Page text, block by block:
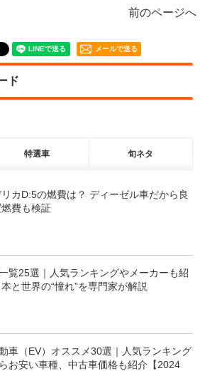
前のページへ
メールで送る
ド
特選車 旬ネタ
カD:5の燃費は？ ディーゼル車だから良
費も検証
覧25選｜人気ランキングやメーカーも紹
と世界の“憧れ”を専門家が解説
車（EV）オススメ30選｜人気ランキング
お安い車種、中古車価格も紹介【2024